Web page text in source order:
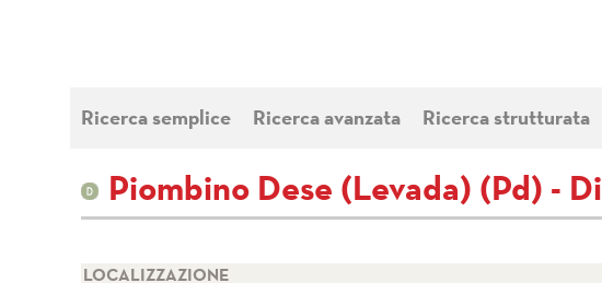
Ricerca semplice Ricerca avanzata Ricerca strutturata
Piombino Dese (Levada) (Pd) -
LOCALIZZAZIONE